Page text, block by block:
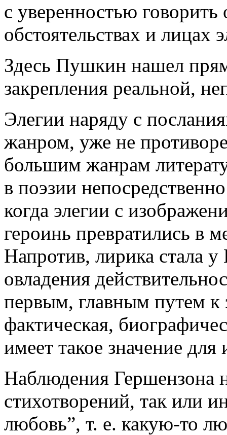
с уверенностью
обстоятельствах и лицах
Здесь Пушкин нашел
закрепления реальной,
Элегии наряду с
жанром, уже не
большим жанрам
в поэзии
когда элегии с
героинь превратились в
Напротив, лирика стала
овладения
первым, главным путем к
фактическая,
имеет такое значение для
Наблюдения Гершензона
стихотворений, так или
любовь”, т. е. какую-то